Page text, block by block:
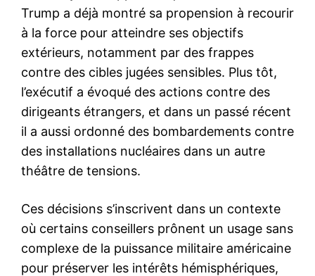
Trump a déjà montré sa propension à recourir
à la force pour atteindre ses objectifs
extérieurs, notamment par des frappes
contre des cibles jugées sensibles. Plus tôt,
l’exécutif a évoqué des actions contre des
dirigeants étrangers, et dans un passé récent
il a aussi ordonné des bombardements contre
des installations nucléaires dans un autre
théâtre de tensions.
Ces décisions s’inscrivent dans un contexte
où certains conseillers prônent un usage sans
complexe de la puissance militaire américaine
pour préserver les intérêts hémisphériques,